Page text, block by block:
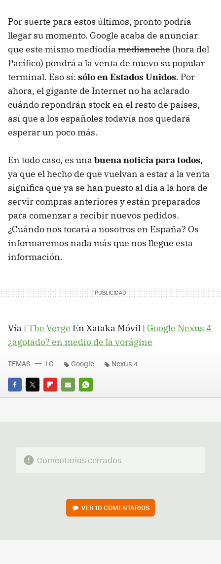
Por suerte para estos últimos, pronto podría
llegar su momento. Google acaba de anunciar
que este mismo mediodía medianoche (hora del
Pacífico) pondrá a la venta de nuevo su popular
terminal. Eso sí: sólo en Estados Unidos. Por
ahora, el gigante de Internet no ha aclarado
cuándo repondrán stock en el resto de países,
así que a los españoles todavía nos quedará
esperar un poco más.
En todo caso, es una buena noticia para todos,
ya que el hecho de que vuelvan a estar a la venta
significa que ya se han puesto al día a la hora de
servir compras anteriores y están preparados
para comenzar a recibir nuevos pedidos.
¿Cuándo nos tocará a nosotros en España? Os
informaremos nada más que nos llegue esta
información.
Vía | The Verge En Xataka Móvil | Google Nexus 4
¿agotado? en medio de la vorágine
FACEBOOK
TWITTERFLIPBOARD
E-
WHATSAPP
TEMAS LG Google Nexus 4
Comentarios cerrados
VER 10 COMENTARIOS